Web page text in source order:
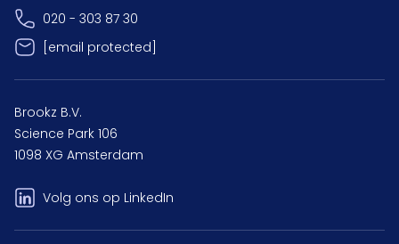
020 - 303 87 30
[email protected]
Brookz B.V.
Science Park 106
1098 XG Amsterdam
Volg ons op LinkedIn